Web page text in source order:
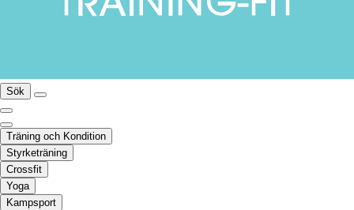
Sök
Träning och Kondition
Styrketräning
Crossfit
Yoga
Kampsport